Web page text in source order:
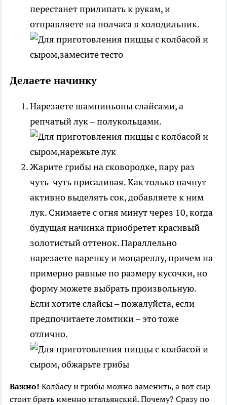
перестанет прилипать к рукам, и
отправляете на полчаса в холодильник.
Делаете начинку
Нарезаете шампиньоны слайсами, а
репчатый лук – полукольцами.
Жарите грибы на сковородке, пару раз
чуть-чуть присаливая. Как только начнут
активно выделять сок, добавляете к ним
лук. Снимаете с огня минут через 10, когда
будущая начинка приобретет красивый
золотистый оттенок. Параллельно
нарезаете варенку и моцареллу, причем на
примерно равные по размеру кусочки, но
форму можете выбрать произвольную.
Если хотите слайсы – пожалуйста, если
предпочитаете ломтики – это тоже
отлично.
Важно! Колбасу и грибы можно заменить, а вот сыр
стоит брать именно итальянский. Почему? Сразу по